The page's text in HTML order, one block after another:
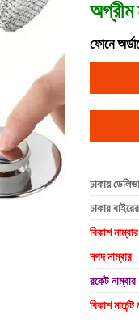
অগ্রীম
ফোনে
ঢাকায়
ঢাকার
বিকাশ নাম্বার
নগদ নাম্বার
রকেট নাম্বার
বিকাশ